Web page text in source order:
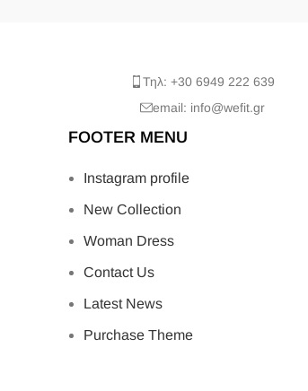
Τηλ: +30 6949 222 639
email: info@wefit.gr
FOOTER MENU
Instagram profile
New Collection
Woman Dress
Contact Us
Latest News
Purchase Theme